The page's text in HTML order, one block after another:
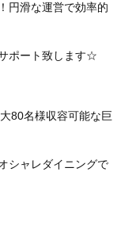
円滑な運営で効率的
ポート致します☆
80名様収容可能な巨
シャレダイニングで